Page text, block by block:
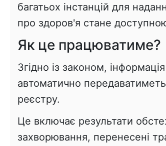
багатьох інстанцій для
про здоров'я стане
Як це працюватиме?
Згідно із законом,
автоматично
реєстру.
Це включає результати
захворювання, перенесені